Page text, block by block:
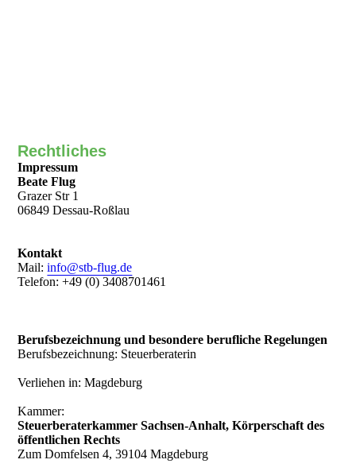
Rechtliches
Impressum
Beate Flug
Grazer Str 1
06849 Dessau-Roßlau
Kontakt
Mail:info@stb-flug.de
Telefon: +49 (0) 3408701461
Berufsbezeichnung und besondere berufliche Regelungen
Berufsbezeichnung: Steuerberaterin
Verliehen in: Magdeburg
Kammer:
Steuerberaterkammer Sachsen-Anhalt, Körperschaft des
öffentlichen Rechts
Zum Domfelsen 4, 39104 Magdeburg